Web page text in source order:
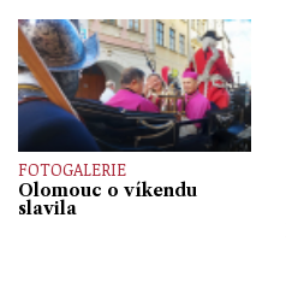
FOTOGALERIE
Olomouc o víkendu
slavila